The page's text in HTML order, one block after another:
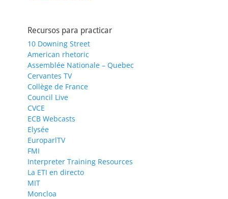
Recursos para practicar
10 Downing Street
American rhetoric
Assemblée Nationale – Quebec
Cervantes TV
Collège de France
Council Live
CVCE
ECB Webcasts
Elysée
EuroparlTV
FMI
Interpreter Training Resources
La ETI en directo
MIT
Moncloa